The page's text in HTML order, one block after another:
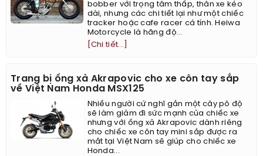
bobber với trọng tâm thấp, thân xe kéo
dài, nhưng các chi tiết lại như một chiếc
tracker hoặc cafe racer cá tính. Heiwa
Motorcycle là hãng độ...
[Chi tiết...]
Trang bị ống xả Akrapovic cho xe côn tay sắp
về Việt Nam Honda MSX125
Nhiều người cứ nghĩ gắn một cây pô độ
sẽ làm giảm đi sức mạnh của chiếc xe
nhưng với ống xả Akrapovic dành riêng
cho chiếc xe côn tay mini sắp được ra
mắt tại Việt Nam sẽ giúp cho chiếc xe
Honda...